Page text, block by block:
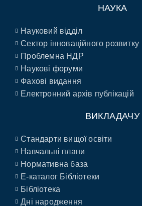
НАУКА
Науковий відділ
Сектор інноваційного розвитку
Проблемна НДР
Наукові форуми
Фахові видання
Електронний архів публікацій
ВИКЛАДАЧУ
Стандарти вищої освіти
Навчальні плани
Нормативна база
E-каталог Бібліотеки
Бібліотека
Дні народження